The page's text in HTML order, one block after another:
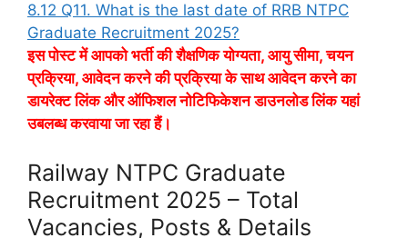
8.12 Q11. What is the last date of RRB NTPC
Graduate Recruitment 2025?
इस पोस्ट में आपको भर्ती की शैक्षणिक योग्यता, आयु सीमा, चयन
प्रक्रिया, आवेदन करने की प्रक्रिया के साथ आवेदन करने का
डायरेक्ट लिंक और ऑफिशल नोटिफिकेशन डाउनलोड लिंक यहां
उबलब्ध करवाया जा रहा हैं।
Railway NTPC Graduate
Recruitment 2025 – Total
Vacancies, Posts & Details